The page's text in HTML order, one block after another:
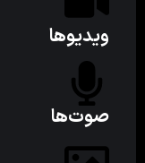
ویدیوها
صوت‌ها